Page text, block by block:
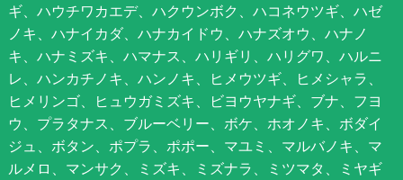
ギ、ハウチワカエデ、ハクウンボク、ハコネウツギ、ハゼ
ノキ、ハナイカダ、ハナカイドウ、ハナズオウ、ハナノ
キ、ハナミズキ、ハマナス、ハリギリ、ハリグワ、ハルニ
レ、ハンカチノキ、ハンノキ、ヒメウツギ、ヒメシャラ、
ヒメリンゴ、ヒュウガミズキ、ビヨウヤナギ、ブナ、フヨ
ウ、プラタナス、ブルーベリー、ボケ、ホオノキ、ボダイ
ジュ、ボタン、ポプラ、ポポー、マユミ、マルバノキ、マ
ルメロ、マンサク、ミズキ、ミズナラ、ミツマタ、ミヤギ